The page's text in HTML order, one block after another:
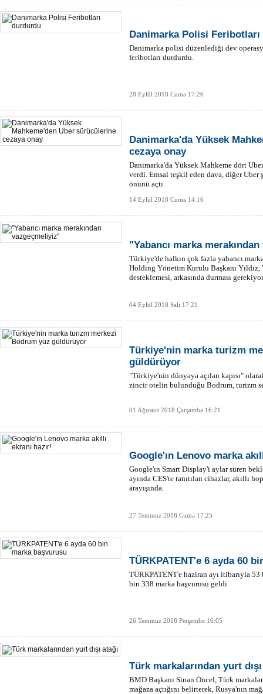
Danimarka Polisi
Danimarka polisi düzenlediği dev
feribotları durdurdu.
28 Eylül 2018 Cuma 17:26
Danimarka'da Yüksek
cezaya onay
Danimarka'da Yüksek Mahkeme dört
verdi. Emsal teşkil eden dava, diğer Uber
önünü açtı.
14 Eylül 2018 Cuma 14:16
"Yabancı marka
Türkiye'de halkın çok fazla yabancı
Holding Yönetim Kurulu Başkanı
desteklemesi, arkasında durması
04 Eylül 2018 Salı 17:21
Türkiye'nin marka turizm
güldürüyor
"Türkiye'nin dünyaya açılan kapısı"
zincir otelin bulunduğu Bodrum, turizm
01 Ağustos 2018 Çarşamba 16:21
Google'ın Lenovo marka
Google'ın Smart Display'i aylar süren
ayında CES'te tanıtılan cihazlar, akıllı
arayışında.
27 Temmuz 2018 Cuma 17:25
TÜRKPATENT'e 6 ayda 60
TÜRKPATENT'e haziran ayı itibarıyla
bin 338 marka başvurusu geldi.
26 Temmuz 2018 Perşembe 16:05
Türk markalarından yurt dışı
BMD Başkanı Sinan Öncel, Türk
mağaza açtığını belirterek, Rusya'nın